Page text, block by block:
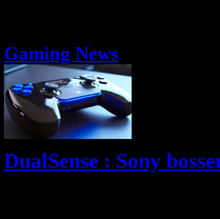
Gaming News
DualSense : Sony